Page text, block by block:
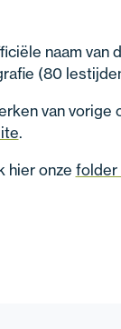
naam van
(80
van vorige
.
hier onze folder